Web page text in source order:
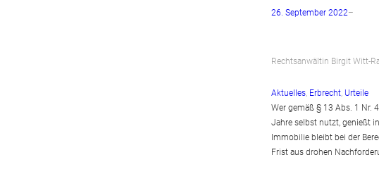
26. September 2022–
Rechtsanwältin Birgit Witt-
Aktuelles, Erbrecht, Urteile
Wer gemäß § 13 Abs. 1 Nr.
Jahre selbst nutzt, genießt
Immobilie bleibt bei der
Frist aus drohen